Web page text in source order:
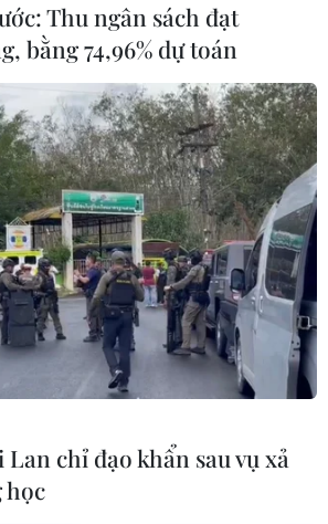
khoán châu Á biến động
lễ
ý đến cuộc họp chính sách của
tuần tới, với đồn đoán ngày càng
lãi suất thêm 0,25 điểm phần
hơn những cuộc họp trước đó.
Thu ngân sách đạt
bằng 74,96% dự toán
chỉ đạo khẩn sau vụ xả
học